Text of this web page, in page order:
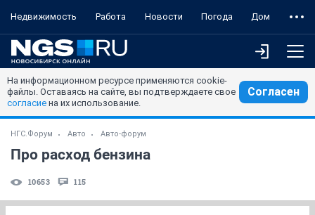
Недвижимость Работа Новости Погода Дом
На информационном ресурсе применяются cookie-
файлы. Оставаясь на сайте, вы подтверждаете свое
согласие на их использование.
Согласен
НГС.Форум Авто Авто-форум
Про расход бензина
10653 115